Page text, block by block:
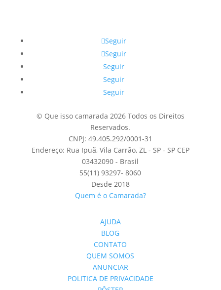
Seguir
Seguir
Seguir
Seguir
Seguir
© Que isso camarada 2026 Todos os Direitos
Reservados.
CNPJ: 49.405.292/0001-31
Endereço: Rua Ipuã, Vila Carrão, ZL - SP - SP CEP
03432090 - Brasil
55(11) 93297- 8060
Desde 2018
Quem é o Camarada?
AJUDA
BLOG
CONTATO
QUEM SOMOS
ANUNCIAR
POLITICA DE PRIVACIDADE